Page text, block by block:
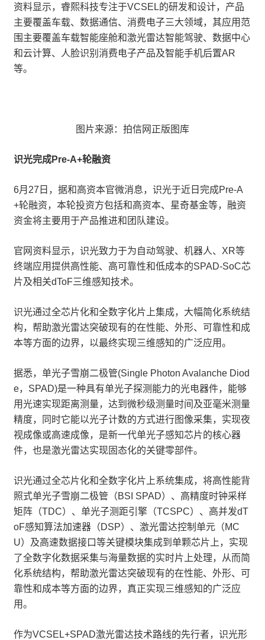
资料显示，睿熙科技专注于VCSEL的研发和设计，产品
主要覆盖车载、数据通信、消费电子三大领域，其应用范
围主要覆盖车载智能座舱和激光雷达智能驾驶、数据中心
和云计算、人脸识别消费电子产品及智能手机后置AR
等。
图片来源：拍信网正版图库
识光完成Pre-A+轮融资
6月27日，据和高资本官微消息，识光于近日完成Pre-A
+轮融资，本轮投资方包括和高资本、星奇基金等，融资
资金将主要用于产品推进和团队建设。
官网资料显示，识光致力于为自动驾驶、机器人、XR等
终端应用提供高性能、高可靠性和低成本的SPAD-SoC芯
片及相关dToF三维感知技术。
识光通过全芯片化和全数字化片上集成，大幅简化系统结
构，帮助激光雷达突破现有的在性能、外形、可靠性和成
本等方面的边界，以最终实现三维感知的广泛应用。
据悉，单光子雪崩二极管(Single Photon Avalanche Diod
e，SPAD)是一种具有单光子探测能力的光电器件，能够
用光速实现距离测量，达到微秒级测量时间及亚毫米测量
精度，同时它能以光子计数的方式进行图像采集，实现夜
视成像或高速成像，是新一代单光子感知芯片的核心器
件，也是激光雷达实现固态化的关键零部件。
识光通过全芯片化和全数字化片上系统集成，将高性能背
照式单光子雪崩二极管（BSI SPAD）、高精度时钟采样
矩阵（TDC）、单光子测距引擎（TCSPC）、高并发dT
oF感知算法加速器（DSP）、激光雷达控制单元（MC
U）及高速数据接口等关键模块集成到单颗芯片上，实现
了全数字化数据采集与海量数据的实时片上处理，从而简
化系统结构，帮助激光雷达突破现有的在性能、外形、可
靠性和成本等方面的边界，真正实现三维感知的广泛应
用。
作为VCSEL+SPAD激光雷达技术路线的先行者，识光形